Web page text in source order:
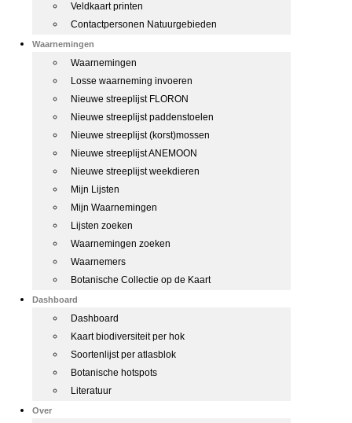
Veldkaart printen
Contactpersonen Natuurgebieden
Waarnemingen
Waarnemingen
Losse waarneming invoeren
Nieuwe streeplijst FLORON
Nieuwe streeplijst paddenstoelen
Nieuwe streeplijst (korst)mossen
Nieuwe streeplijst ANEMOON
Nieuwe streeplijst weekdieren
Mijn Lijsten
Mijn Waarnemingen
Lijsten zoeken
Waarnemingen zoeken
Waarnemers
Botanische Collectie op de Kaart
Dashboard
Dashboard
Kaart biodiversiteit per hok
Soortenlijst per atlasblok
Botanische hotspots
Literatuur
Over